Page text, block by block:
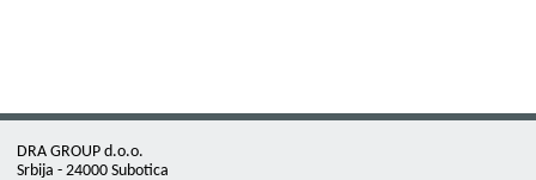
DRA GROUP d.o.o.
Srbija - 24000 Subotica